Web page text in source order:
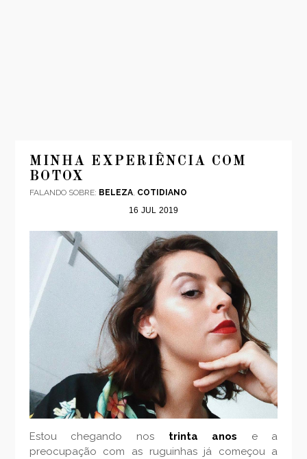
MODA
VIAGENS
SOBRE
CONTATO
MINHA EXPERIÊNCIA COM
BOTOX
FALANDO SOBRE: BELEZA, COTIDIANO
16 JUL 2019
Estou chegando nos trinta anos e a
preocupação com as ruguinhas já começou a